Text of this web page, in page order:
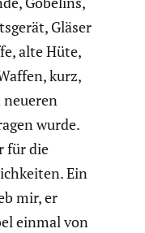
Gläser
alte Hüte,
kurz,
neueren
wurde.
für die
Ein
mir, er
einmal von